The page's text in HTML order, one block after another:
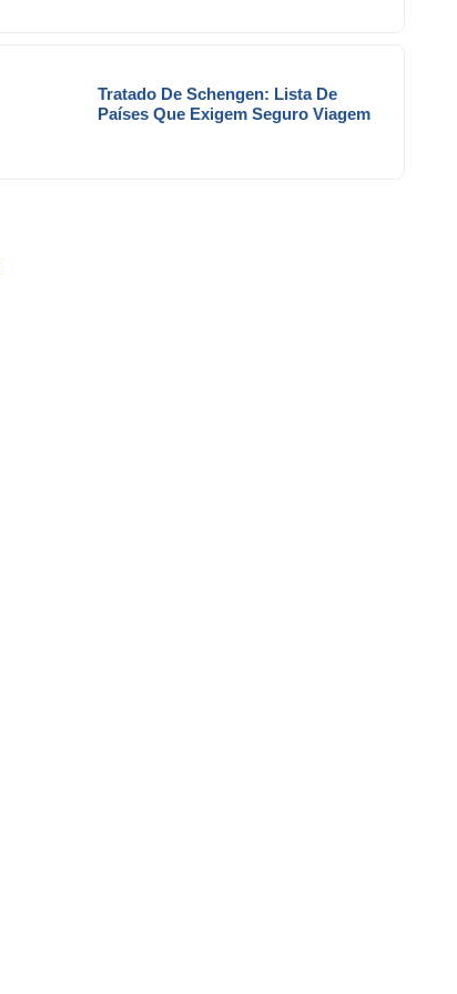
Tratado De Schengen: Lista De
Países Que Exigem Seguro Viagem